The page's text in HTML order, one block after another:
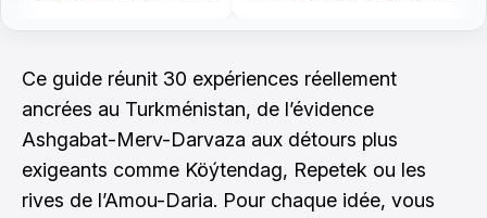
Ce guide réunit 30 expériences réellement
ancrées au Turkménistan, de l’évidence
Ashgabat-Merv-Darvaza aux détours plus
exigeants comme Köýtendag, Repetek ou les
rives de l’Amou-Daria. Pour chaque idée, vous